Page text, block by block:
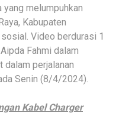
melumpuhkan
Kabupaten
Video berdurasi 1
Fahmi dalam
dalam perjalanan
Senin (8/4/2024).
Kabel Charger